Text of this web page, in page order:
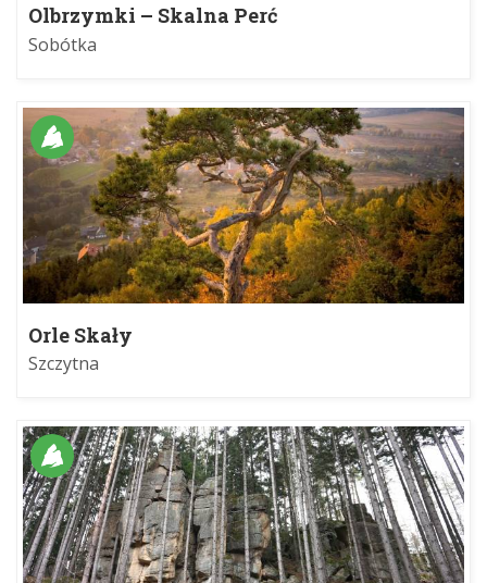
Olbrzymki – Skalna Perć
Sobótka
Orle Skały
Szczytna